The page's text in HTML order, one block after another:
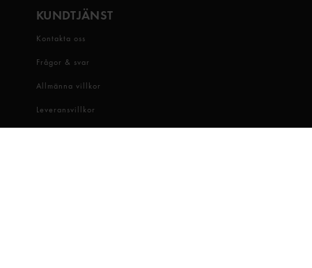
KUNDTJÄNST
Kontakta oss
Frågor & svar
Allmänna villkor
Leveransvillkor